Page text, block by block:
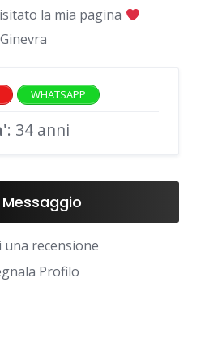
la mia pagina
Ginevra
WHATSAPP
: 34 anni
una recensione
Profilo